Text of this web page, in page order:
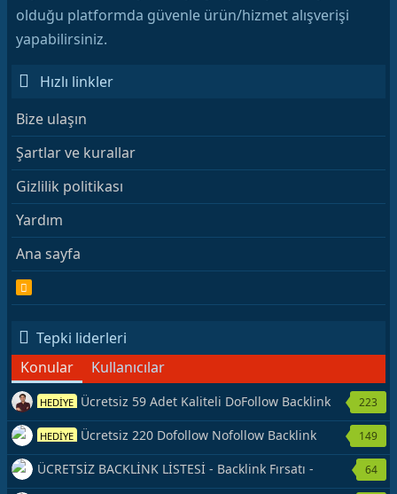
olduğu platformda güvenle ürün/hizmet alışverişi
yapabilirsiniz.
Hızlı linkler
Bize ulaşın
Şartlar ve kurallar
Gizlilik politikası
Yardım
Ana sayfa
R
S
Tepki liderleri
Konular
Kullanıcılar
HEDİYE Ücretsiz 59 Adet Kaliteli DoFollow Backlink
Kaynağı Veriyorum.
223
HEDİYE Ücretsiz 220 Dofollow Nofollow Backlink
Veriyorum
149
ÜCRETSİZ BACKLİNK LİSTESİ - Backlink Fırsatı -
Hemen Yetiş!
64